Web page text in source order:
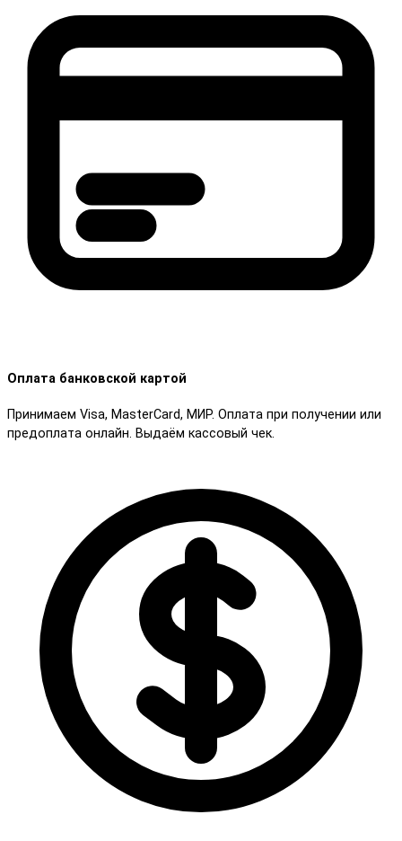
Оплата банковской картой
Принимаем Visa, MasterCard, МИР. Оплата при получении или
предоплата онлайн. Выдаём кассовый чек.